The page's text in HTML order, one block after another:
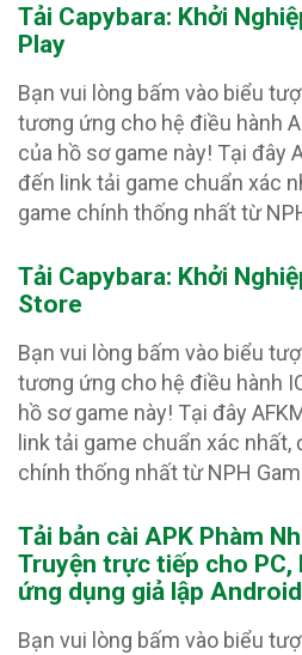
Tải Capybara: Khởi
Play
Bạn vui lòng bấm vào biểu
tương ứng cho hệ điều hành
của hồ sơ game này! Tại đây
đến link tải game chuẩn xác
game chính thống nhất từ
Tải Capybara: Khởi
Store
Bạn vui lòng bấm vào biểu
tương ứng cho hệ điều hành
hồ sơ game này! Tại đây
link tải game chuẩn xác nhất,
chính thống nhất từ NPH
Tải bản cài APK Phàm
Truyện trực tiếp cho PC,
ứng dụng giả lập
Bạn vui lòng bấm vào biểu